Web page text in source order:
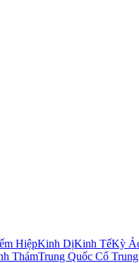
HiệpKinh DịKinh TếKỳ
ThámTrung Quốc Cổ